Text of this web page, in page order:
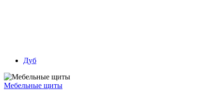
Дуб
Мебельные щиты